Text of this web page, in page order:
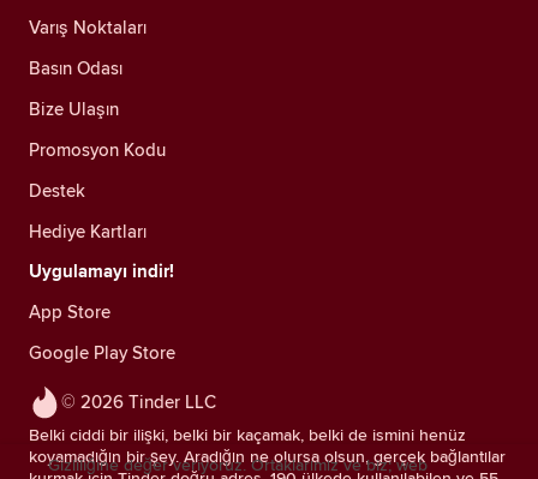
© 2026 Tinder LLC
Belki ciddi bir ilişki, belki bir kaçamak, belki de ismini henüz
koyamadığın bir şey. Aradığın ne olursa olsun, gerçek bağlantılar
Varış Noktaları
Basın Odası
Bize Ulaşın
Promosyon Kodu
Destek
Hediye Kartları
Uygulamayı indir!
App Store
Google Play Store
Gizliliğine değer veriyoruz. Ortaklarımız ve biz; web